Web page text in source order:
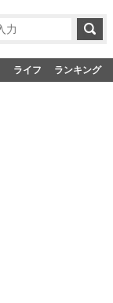
ライフ ランキング